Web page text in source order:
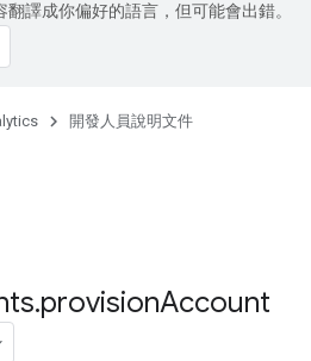
譯成你偏好的語言，但可能會出錯。
開發人員說明文件
.provisionAccount